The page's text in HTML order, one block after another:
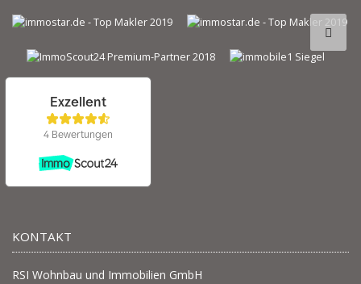
KONTAKT
RSI Wohnbau und Immobilien GmbH